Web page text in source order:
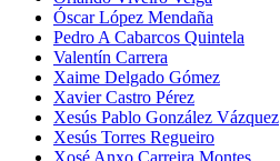
Óscar López Mendaña
Pedro A Cabarcos Quintela
Valentín Carrera
Xaime Delgado Gómez
Xavier Castro Pérez
Xesús Pablo González Vázquez
Xesús Torres Regueiro
Xosé Anxo Carreira Montes